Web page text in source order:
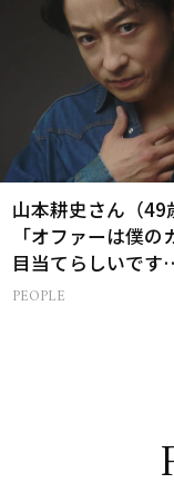
山本耕史さん（49
「オファーは僕の
目当てらしいです
（笑）」全編英語
PEOPLE